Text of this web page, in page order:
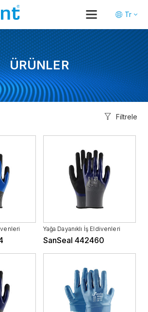
Tr
En
De
ÜRÜNLER
Filtrele
Yağa Dayanıklı İş Eldivenleri
SanSeal 442460